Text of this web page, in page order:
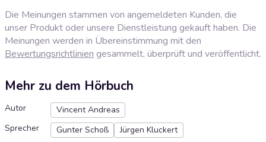
Die Meinungen stammen von angemeldeten Kunden, die
unser Produkt oder unsere Dienstleistung gekauft haben. Die
Meinungen werden in Übereinstimmung mit den
Bewertungsrichtlinien gesammelt, überprüft und veröffentlicht.
Mehr zu dem Hörbuch
Autor
Vincent Andreas
Sprecher
Gunter Schoß
Jürgen Kluckert